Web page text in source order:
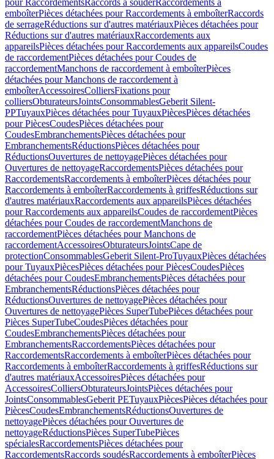
pour RaccordementsRaccords à souderRaccordements à
emboîterPièces détachées pour Raccordements à emboîterRaccords
de serrageRéductions sur d'autres matériauxPièces détachées pour
Réductions sur d'autres matériauxRaccordements aux
appareilsPièces détachées pour Raccordements aux appareilsCoudes
de raccordementPièces détachées pour Coudes de
raccordementManchons de raccordement à emboîterPièces
détachées pour Manchons de raccordement à
emboîterAccessoiresColliersFixations pour
colliersObturateursJointsConsommablesGeberit Silent-
PPTuyauxPièces détachées pour TuyauxPiècesPièces détachées
pour PiècesCoudesPièces détachées pour
CoudesEmbranchementsPièces détachées pour
EmbranchementsRéductionsPièces détachées pour
RéductionsOuvertures de nettoyagePièces détachées pour
Ouvertures de nettoyageRaccordementsPièces détachées pour
RaccordementsRaccordements à emboîterPièces détachées pour
Raccordements à emboîterRaccordements à griffesRéductions sur
d'autres matériauxRaccordements aux appareilsPièces détachées
pour Raccordements aux appareilsCoudes de raccordementPièces
détachées pour Coudes de raccordementManchons de
raccordementPièces détachées pour Manchons de
raccordementAccessoiresObturateursJointsCape de
protectionConsommablesGeberit Silent-ProTuyauxPièces détachées
pour TuyauxPiècesPièces détachées pour PiècesCoudesPièces
détachées pour CoudesEmbranchementsPièces détachées pour
EmbranchementsRéductionsPièces détachées pour
RéductionsOuvertures de nettoyagePièces détachées pour
Ouvertures de nettoyagePièces SuperTubePièces détachées pour
Pièces SuperTubeCoudesPièces détachées pour
CoudesEmbranchementsPièces détachées pour
EmbranchementsRaccordementsPièces détachées pour
RaccordementsRaccordements à emboîterPièces détachées pour
Raccordements à emboîterRaccordements à griffesRéductions sur
d'autres matériauxAccessoiresPièces détachées pour
AccessoiresColliersObturateursJointsPièces détachées pour
JointsConsommablesGeberit PETuyauxPiècesPièces détachées pour
PiècesCoudesEmbranchementsRéductionsOuvertures de
nettoyagePièces détachées pour Ouvertures de
nettoyageRéductionsPièces SuperTubePièces
spécialesRaccordementsPièces détachées pour
RaccordementsRaccords soudésRaccordements à emboîterPièces